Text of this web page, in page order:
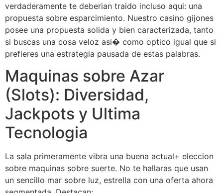
verdaderamente te deberian traido incluso aqui: una
propuesta sobre esparcimiento. Nuestro casino gijones
posee una propuesta solida y bien caracterizada, tanto
si buscas una cosa veloz asi� como optico igual que si
prefieres una estrategia pausada de estas palabras.
Maquinas sobre Azar
(Slots): Diversidad,
Jackpots y Ultima
Tecnologia
La sala primeramente vibra una buena actual+ eleccion
sobre maquinas sobre suerte. No te hallaras que usan
un sencillo mar sobre luz, estrella con una oferta ahora